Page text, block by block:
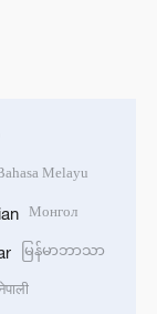
Melayu
Монгол
မြန်မာဘာသာ